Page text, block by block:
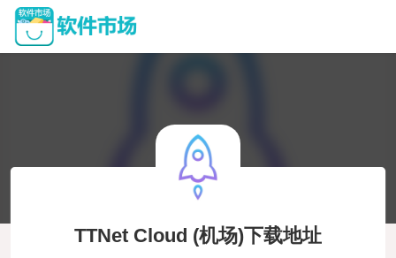
TTNet Cloud (机场)下载地址